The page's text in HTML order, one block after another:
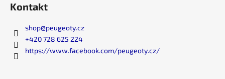
Kontakt
shop@peugeoty.cz
+420 728 625 224
https://www.facebook.com/peugeoty.cz/